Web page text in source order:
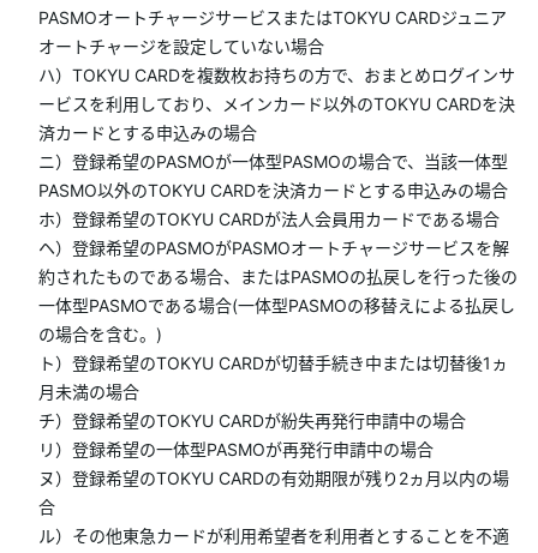
PASMOオートチャージサービスまたはTOKYU CARDジュニア
オートチャージを設定していない場合
ハ）TOKYU CARDを複数枚お持ちの方で、おまとめログインサ
ービスを利用しており、メインカード以外のTOKYU CARDを決
済カードとする申込みの場合
ニ）登録希望のPASMOが一体型PASMOの場合で、当該一体型
PASMO以外のTOKYU CARDを決済カードとする申込みの場合
ホ）登録希望のTOKYU CARDが法人会員用カードである場合
ヘ）登録希望のPASMOがPASMOオートチャージサービスを解
約されたものである場合、またはPASMOの払戻しを行った後の
一体型PASMOである場合(一体型PASMOの移替えによる払戻し
の場合を含む。)
ト）登録希望のTOKYU CARDが切替手続き中または切替後1ヵ
月未満の場合
チ）登録希望のTOKYU CARDが紛失再発行申請中の場合
リ）登録希望の一体型PASMOが再発行申請中の場合
ヌ）登録希望のTOKYU CARDの有効期限が残り2ヵ月以内の場
合
ル）その他東急カードが利用希望者を利用者とすることを不適